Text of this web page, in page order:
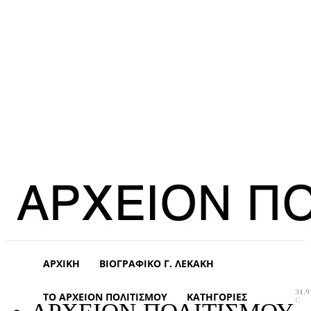
ΑΡΧΙΚΉ ΒΙΟΓΡΑΦΙΚΌ Γ. ΛΕΚΆΚΗ
ΤΟ ΑΡΧΕΊΟΝ ΠΟΛΙΤΙΣΜΟΎ ΚΑΤΗΓΟΡΊΕΣ
31.9
C